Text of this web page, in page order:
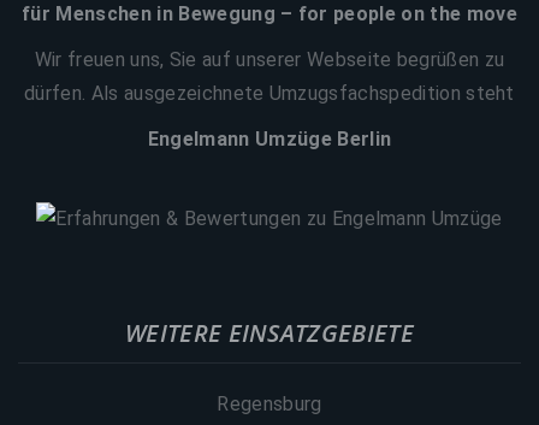
für Menschen in Bewegung – for people on the move
Wir freuen uns, Sie auf unserer Webseite begrüßen zu
dürfen. Als ausgezeichnete Umzugsfachspedition steht
Engelmann Umzüge Berlin
WEITERE EINSATZGEBIETE
Regensburg